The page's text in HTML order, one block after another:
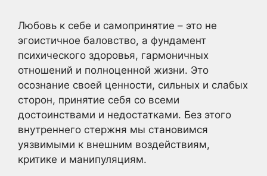
Любовь к себе и самопринятие – это не
эгоистичное баловство, а фундамент
психического здоровья, гармоничных
отношений и полноценной жизни. Это
осознание своей ценности, сильных и слабых
сторон, принятие себя со всеми
достоинствами и недостатками. Без этого
внутреннего стержня мы становимся
уязвимыми к внешним воздействиям,
критике и манипуляциям.